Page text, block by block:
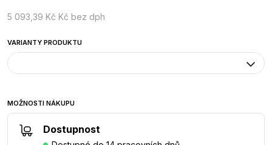
5 093,39 Kč Kč bez dph
VARIANTY PRODUKTU
MOŽNOSTI NÁKUPU
Dostupnost